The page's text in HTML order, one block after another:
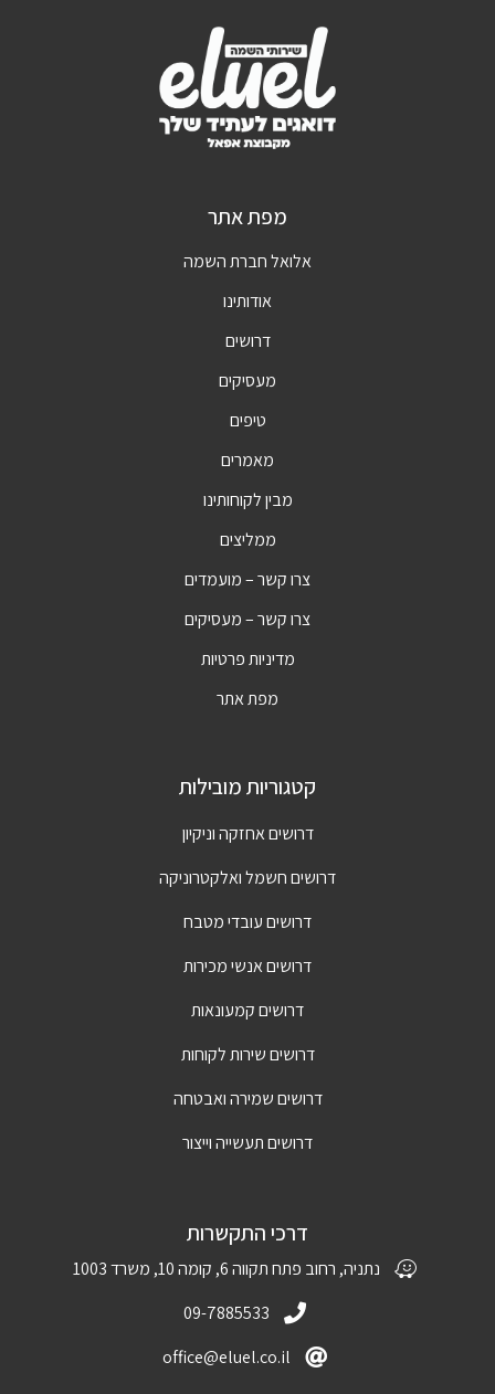
מפת אתר
אלואל חברת השמה
אודותינו
דרושים
מעסיקים
טיפים
מאמרים
מבין לקוחותינו
ממליצים
צרו קשר – מועמדים
צרו קשר – מעסיקים
מדיניות פרטיות
מפת אתר
קטגוריות מובילות
דרושים אחזקה וניקיון
דרושים חשמל ואלקטרוניקה
דרושים עובדי מטבח
דרושים אנשי מכירות
דרושים קמעונאות
דרושים שירות לקוחות
דרושים שמירה ואבטחה
דרושים תעשייה וייצור
דרכי התקשרות
נתניה, רחוב פתח תקווה 6, קומה 10, משרד 1003
09-7885533
office@eluel.co.il